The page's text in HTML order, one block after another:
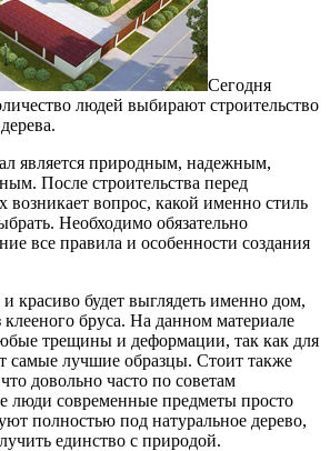
Сегодня
людей выбирают строительство
является природным, надежным,
После строительства перед
возникает вопрос, какой именно стиль
Необходимо обязательно
все правила и особенности создания
красиво будет выглядеть именно дом,
бруса. На данном материале
трещины и деформации, так как для
самые лучшие образцы. Стоит также
довольно часто по советам
люди современные предметы просто
полностью под натуральное дерево,
единство с природой.